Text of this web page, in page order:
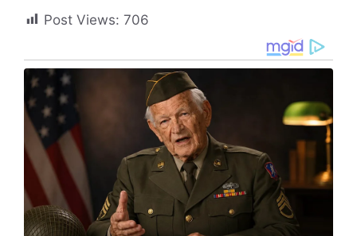
Post Views: 706